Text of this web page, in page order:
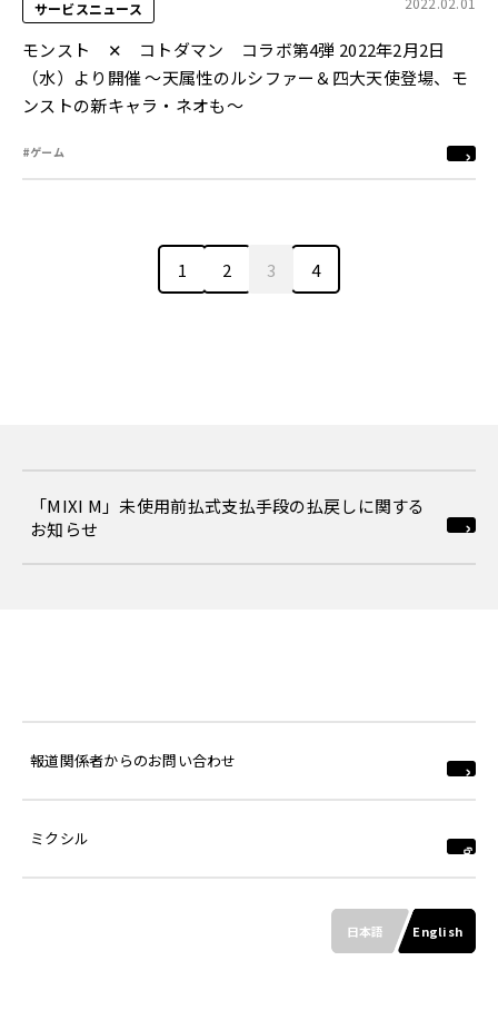
サービスニュース
モンスト ✕ コトダマン コラボ第4弾 2022年2月2日
（水）より開催 ～天属性のルシファー＆四大天使登場、モ
ンストの新キャラ・ネオも～
#ゲーム
1 2 3 4
「MIXI M」未使用前払式支払手段の払戻しに関する
お知らせ
報道関係者からのお問い合わせ
ミクシル
日本語 English